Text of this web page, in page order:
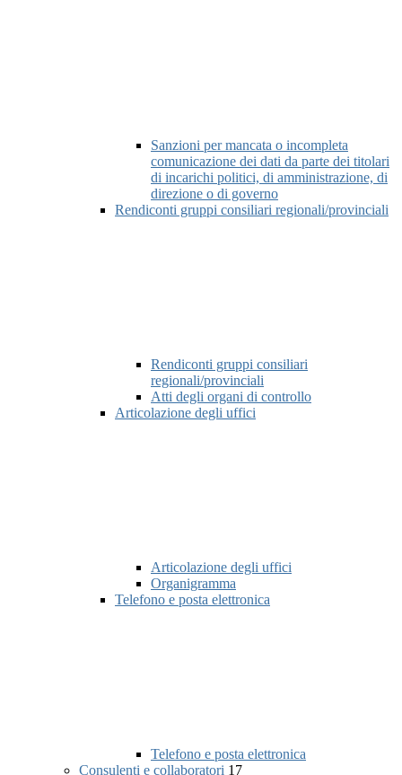
Sanzioni per mancata o incompleta
comunicazione dei dati da parte dei titolari
di incarichi politici, di amministrazione, di
direzione o di governo
Rendiconti gruppi consiliari regionali/provinciali
Rendiconti gruppi consiliari
regionali/provinciali
Atti degli organi di controllo
Articolazione degli uffici
Articolazione degli uffici
Organigramma
Telefono e posta elettronica
Telefono e posta elettronica
Consulenti e collaboratori 17